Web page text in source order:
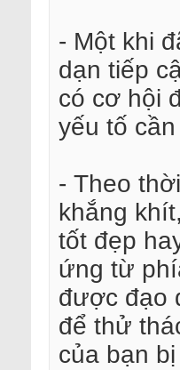
- Một khi
dạn tiếp
có cơ hội
yếu tố
- Theo
khắng
tốt đẹp
ứng từ
được đạo
để thử
của bạn